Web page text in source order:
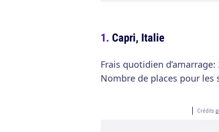
Capri, Italie
Frais quotidien d’amarrage:
Nombre de places pour les
Crédits